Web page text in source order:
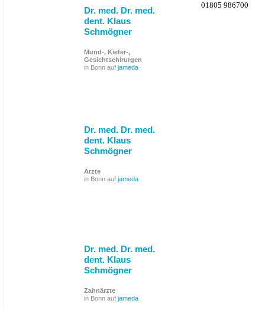
Dr. med. Dr. med.
dent. Klaus
Schmögner
Mund-, Kiefer-,
Gesichtschirurgen
in Bonn auf jameda
Dr. med. Dr. med.
dent. Klaus
Schmögner
Ärzte
in Bonn auf jameda
Dr. med. Dr. med.
dent. Klaus
Schmögner
Zahnärzte
in Bonn auf jameda
01805 986700